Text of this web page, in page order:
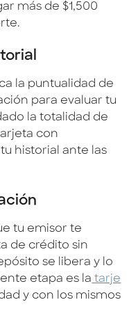
más de $1,500
la puntualidad de
para evaluar tu
la totalidad de
con
historial ante las
tu emisor te
de crédito sin
se libera y lo
etapa es la tarje
y con los mismos